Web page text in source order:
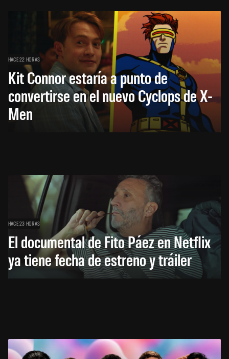
HACE 22 HORAS
Kit Connor estaría a punto de
convertirse en el nuevo Cyclops de X-
Men
HACE 23 HORAS
El documental de Fito Páez en Netflix
ya tiene fecha de estreno y tráiler